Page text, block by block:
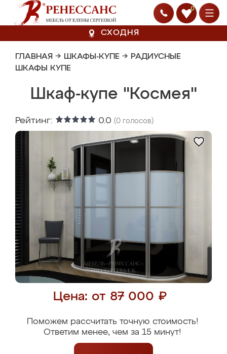
0
СХОДНЯ
ГЛАВНАЯ → ШКАФЫ-КУПЕ → РАДИУСНЫЕ
ШКАФЫ КУПЕ
Шкаф-купе "Космея"
Рейтинг: 0.0 (0 голосов)
Цена: от 87 000 ₽
Поможем рассчитать точную стоимость!
Ответим менее, чем за 15 минут!